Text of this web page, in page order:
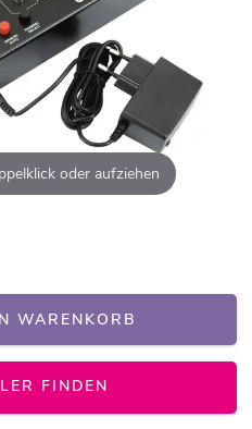
oder aufziehen
WARENKORB
FINDEN